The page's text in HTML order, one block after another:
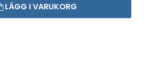
LÄGG I VARUKORG